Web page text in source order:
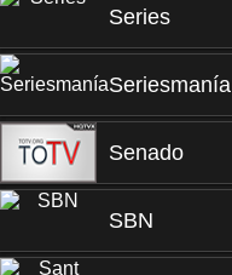
Series
Seriesmanía
Senado
SBN